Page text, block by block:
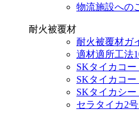
物流施設への
耐火被覆材
耐火被覆材ガ
適材適所工法
SKタイカコー
SKタイカコー
SKタイカシー
セラタイカ2